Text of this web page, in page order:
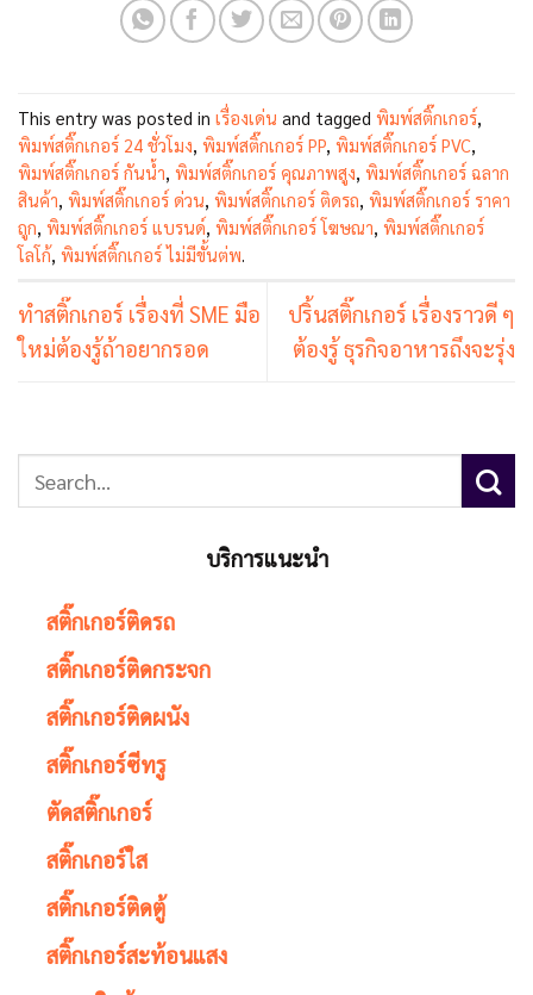
This entry was posted in เรื่องเด่น and tagged พิมพ์สติ๊กเกอร์
พิมพ์สติ๊กเกอร์ 24 ชั่วโมง พิมพ์สติ๊กเกอร์ PP พิมพ์สติ๊กเกอร์ PVC
พิมพ์สติ๊กเกอร์ กันน้ำ พิมพ์สติ๊กเกอร์ คุณภาพสูง พิมพ์สติ๊กเกอร์ ฉลาก
สินค้า พิมพ์สติ๊กเกอร์ ด่วน พิมพ์สติ๊กเกอร์ ติดรถ พิมพ์สติ๊กเกอร์ ราคา
ถูก พิมพ์สติ๊กเกอร์ แบรนด์ พิมพ์สติ๊กเกอร์ โฆษณา พิมพ์สติ๊กเกอร์
โลโก้, พิมพ์สติ๊กเกอร์ ไม่มีขั้นต่พ
ทำสติ๊กเกอร์ เรื่องที่ SME มือ
ใหม่ต้องรู้ถ้าอยากรอด
ปริ้นสติ๊กเกอร์ เรื่องราวดี ๆ
ต้องรู้ ธุรกิจอาหารถึงจะรุ่ง
บริการแนะนำ
สติ๊กเกอร์ติดรถ
สติ๊กเกอร์ติดกระจก
สติ๊กเกอร์ติดผนัง
สติ๊กเกอร์ซีทรู
ตัดสติ๊กเกอร์
สติ๊กเกอร์ใส
สติ๊กเกอร์ติดตู้
สติ๊กเกอร์สะท้อนแสง